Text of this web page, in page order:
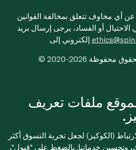
أي مخاوف تتعلق بمخالفة القوانين
الاحتيال أو الفساد، يرجى إرسال بريد
كل الحقوق محفوظة
ملفات تعريف
(الكوكيز) لجعل تجربة التسوق أكثر
وتحسين خدماتنا. بالضغط على "قبول"،